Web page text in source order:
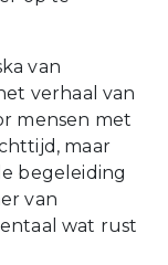
van
verhaal van
mensen met
maar
begeleiding
van
wat rust